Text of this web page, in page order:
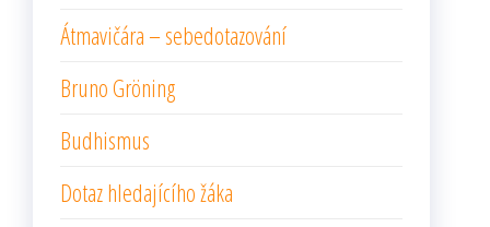
Átmavičára – sebedotazování
Bruno Gröning
Budhismus
Dotaz hledajícího žáka